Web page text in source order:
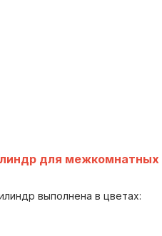
для межкомнатных
выполнена в цветах: